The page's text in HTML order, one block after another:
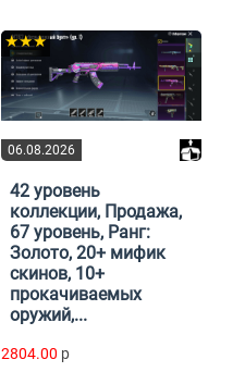
06.08.2026
★★★
42 уровень
коллекции, Продажа,
67 уровень, Ранг:
Золото, 20+ мифик
скинов, 10+
прокачиваемых
оружий,...
2804.00 p